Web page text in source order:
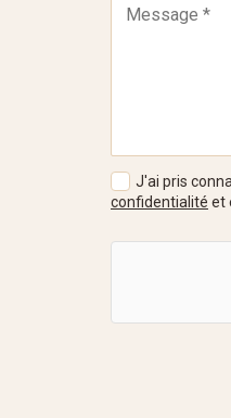
J'ai pris
confidentialité et